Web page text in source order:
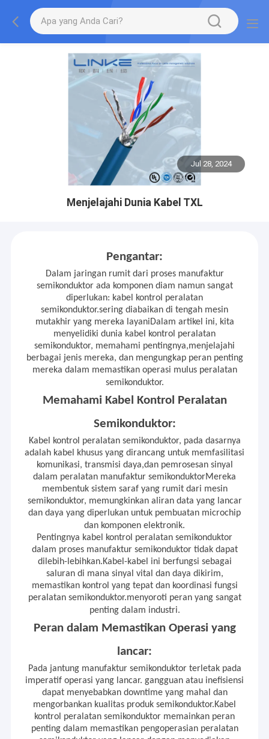
Jul 28, 2024
Menjelajahi Dunia Kabel TXL
Pengantar:
Dalam jaringan rumit dari proses manufaktur
semikonduktor ada komponen diam namun sangat
diperlukan: kabel kontrol peralatan
semikonduktor.sering diabaikan di tengah mesin
mutakhir yang mereka layaniDalam artikel ini, kita
menyelidiki dunia kabel kontrol peralatan
semikonduktor, memahami pentingnya,menjelajahi
berbagai jenis mereka, dan mengungkap peran penting
mereka dalam memastikan operasi mulus peralatan
semikonduktor.
Memahami Kabel Kontrol Peralatan
Semikonduktor:
Kabel kontrol peralatan semikonduktor, pada dasarnya
adalah kabel khusus yang dirancang untuk memfasilitasi
komunikasi, transmisi daya,dan pemrosesan sinyal
dalam peralatan manufaktur semikonduktorMereka
membentuk sistem saraf yang rumit dari mesin
semikonduktor, memungkinkan aliran data yang lancar
dan daya yang diperlukan untuk pembuatan microchip
dan komponen elektronik.
Pentingnya kabel kontrol peralatan semikonduktor
dalam proses manufaktur semikonduktor tidak dapat
dilebih-lebihkan.Kabel-kabel ini berfungsi sebagai
saluran di mana sinyal vital dan daya dikirim,
memastikan kontrol yang tepat dan koordinasi fungsi
peralatan semikonduktor.menyoroti peran yang sangat
penting dalam industri.
Peran dalam Memastikan Operasi yang
lancar:
Pada jantung manufaktur semikonduktor terletak pada
imperatif operasi yang lancar. gangguan atau inefisiensi
dapat menyebabkan downtime yang mahal dan
mengorbankan kualitas produk semikonduktor.Kabel
kontrol peralatan semikonduktor memainkan peran
penting dalam memastikan pengoperasian peralatan